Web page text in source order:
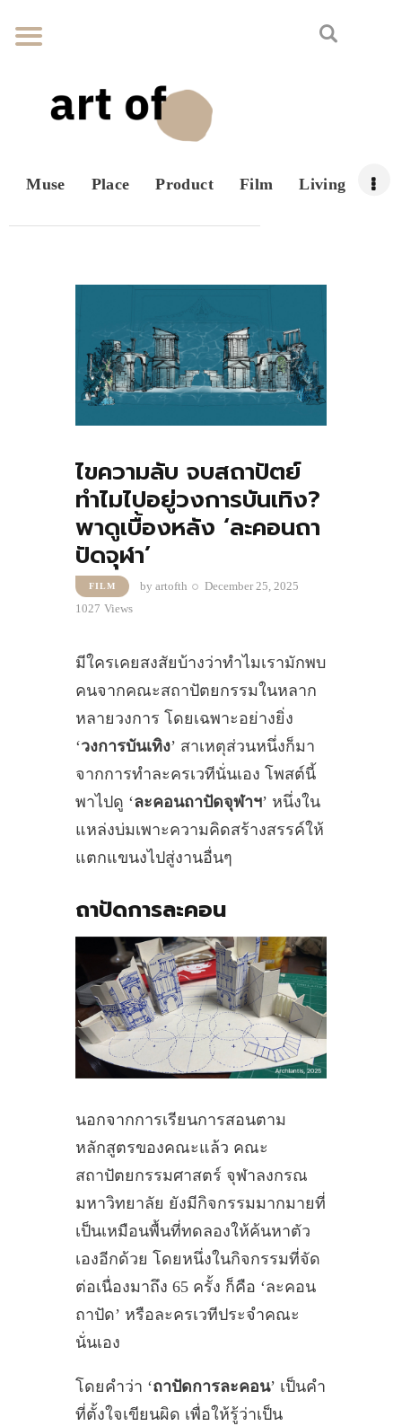
Muse Place Product Film Living
ไขความลับ จบสถาปัตย์
ทำไมไปอยู่วงการบันเทิง?
พาดูเบื้องหลัง ‘ละคอนถา
ปัดจุฬา’
FILM byartofth
December 25, 2025
1027 Views
มีใครเคยสงสัยบ้างว่าทำไมเรามักพบ
คนจากคณะสถาปัตยกรรมในหลาก
หลายวงการ โดยเฉพาะอย่างยิ่ง
‘วงการบันเทิง’ สาเหตุส่วนหนึ่งก็มา
จากการทำละครเวทีนั่นเอง โพสต์นี้
พาไปดู ‘ละคอนถาปัดจุฬาฯ’ หนึ่งใน
แหล่งบ่มเพาะความคิดสร้างสรรค์ให้
แตกแขนงไปสู่งานอื่นๆ
ถาปัดการละคอน
นอกจากการเรียนการสอนตาม
หลักสูตรของคณะแล้ว คณะ
สถาปัตยกรรมศาสตร์ จุฬาลงกรณ
มหาวิทยาลัย ยังมีกิจกรรมมากมายที่
เป็นเหมือนพื้นที่ทดลองให้ค้นหาตัว
เองอีกด้วย โดยหนึ่งในกิจกรรมที่จัด
ต่อเนื่องมาถึง 65 ครั้ง ก็คือ ‘ละคอน
ถาปัด’ หรือละครเวทีประจำคณะ
นั่นเอง
โดยคำว่า ‘ถาปัดการละคอน’ เป็นคำ
ที่ตั้งใจเขียนผิด เพื่อให้รู้ว่าเป็น